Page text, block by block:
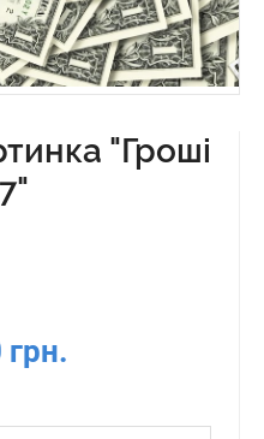
"Гроші